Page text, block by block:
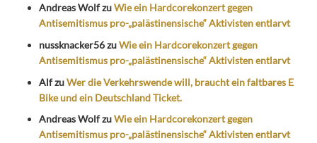
Andreas WolfzuWie ein Hardcorekonzert gegen
Antisemitismus pro-„palästinensische“ Aktivisten entlarvt
nussknacker56zuWie ein Hardcorekonzert gegen
Antisemitismus pro-„palästinensische“ Aktivisten entlarvt
AlfzuWer die Verkehrswende will, braucht ein faltbares E
Bike und ein Deutschland Ticket.
Andreas WolfzuWie ein Hardcorekonzert gegen
Antisemitismus pro-„palästinensische“ Aktivisten entlarvt